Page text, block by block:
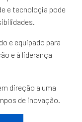
e tecnologia pode
e equipado para
e à liderança
direção a uma
de inovação.